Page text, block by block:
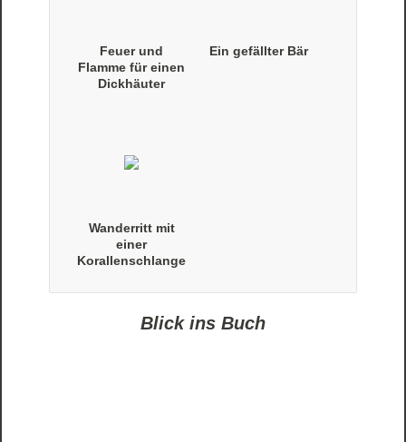
Feuer und
Flamme für einen
Dickhäuter
Ein gefällter Bär
Wanderritt mit
einer
Korallenschlange
Blick ins Buch